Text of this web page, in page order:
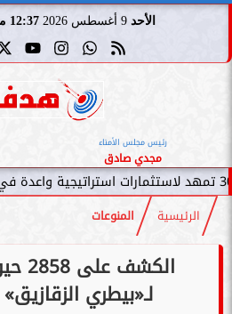
الأحد 9 أغسطس 2026 12:37 مـ
رئيس مجلس الأمناء
مجدي صادق
الرئيسية المنوعات
لـ«بيطري